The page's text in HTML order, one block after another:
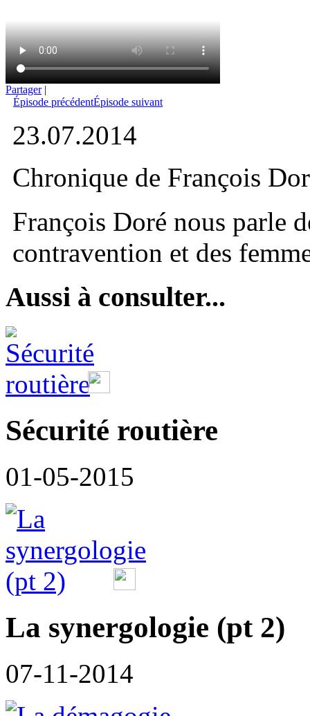
Partager |
Épisode précédentÉpisode suivant
23.07.2014
Chronique de François
François Doré nous parle
contravention et des
Aussi à consulter...
Sécurité routière
01-05-2015
La synergologie (pt 2)
07-11-2014